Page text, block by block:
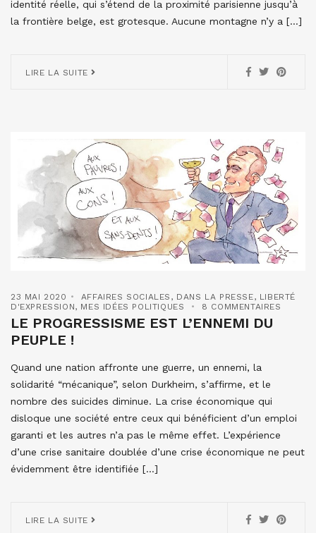
identité réelle, qui s’étend de la proximité parisienne jusqu’à
la frontière belge, est grotesque. Aucune montagne n’y a […]
LIRE LA SUITE
23 MAI 2020 AFFAIRES SOCIALES , DANS LA PRESSE, LIBERTÉ
D'EXPRESSION, MES IDÉES POLITIQUES 8 COMMENTAIRES
LE PROGRESSISME EST L’ENNEMI DU
PEUPLE !
Quand une nation affronte une guerre, un ennemi, la
solidarité “mécanique”, selon Durkheim, s’affirme, et le
nombre des suicides diminue. La crise économique qui
disloque une société entre ceux qui bénéficient d’un emploi
garanti et les autres n’a pas le même effet. L’expérience
d’une crise sanitaire doublée d’une crise économique ne peut
évidemment être identifiée […]
LIRE LA SUITE